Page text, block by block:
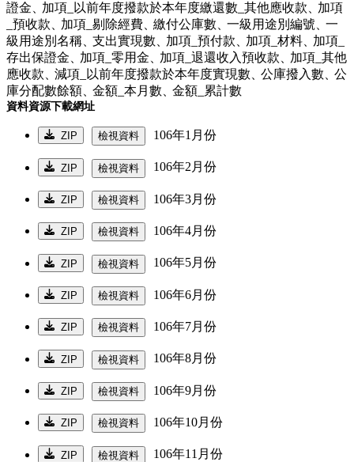
證金、加項_以前年度撥款於本年度繳還數_其他應收款、加項
_預收款、加項_剔除經費、繳付公庫數、一級用途別編號、一
級用途別名稱、支出實現數、加項_預付款、加項_材料、加項_
存出保證金、加項_零用金、加項_退還收入預收款、加項_其他
應收款、減項_以前年度撥款於本年度實現數、公庫撥入數、公
庫分配數餘額、金額_本月數、金額_累計數
資料資源下載網址
ZIP 檢視資料 106年1月份
ZIP 檢視資料 106年2月份
ZIP 檢視資料 106年3月份
ZIP 檢視資料 106年4月份
ZIP 檢視資料 106年5月份
ZIP 檢視資料 106年6月份
ZIP 檢視資料 106年7月份
ZIP 檢視資料 106年8月份
ZIP 檢視資料 106年9月份
ZIP 檢視資料 106年10月份
ZIP 檢視資料 106年11月份